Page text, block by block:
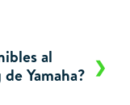
al
Yamaha?